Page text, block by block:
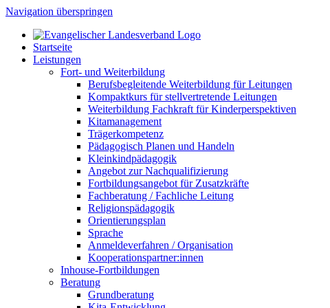
Navigation überspringen
Startseite
Leistungen
Fort- und Weiterbildung
Berufsbegleitende Weiterbildung für Leitungen
Kompaktkurs für stellvertretende Leitungen
Weiterbildung Fachkraft für Kinderperspektiven
Kitamanagement
Trägerkompetenz
Pädagogisch Planen und Handeln
Kleinkindpädagogik
Angebot zur Nachqualifizierung
Fortbildungsangebot für Zusatzkräfte
Fachberatung / Fachliche Leitung
Religionspädagogik
Orientierungsplan
Sprache
Anmeldeverfahren / Organisation
Kooperationspartner:innen
Inhouse-Fortbildungen
Beratung
Grundberatung